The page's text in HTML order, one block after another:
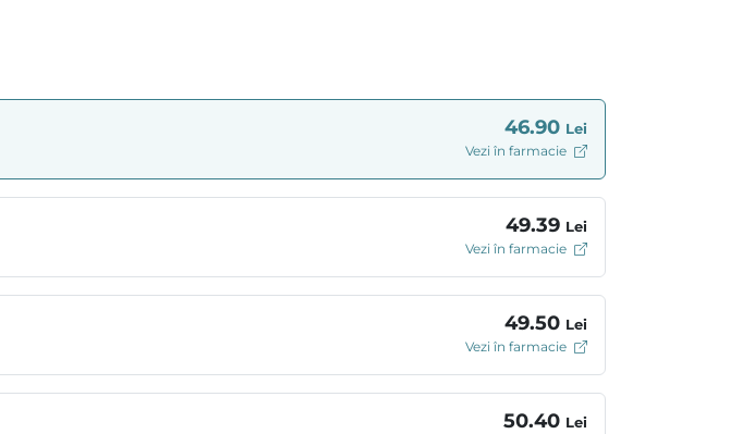
46.90 Lei
Vezi în farmacie
49.39 Lei
Vezi în farmacie
49.50 Lei
Vezi în farmacie
50.40 Lei